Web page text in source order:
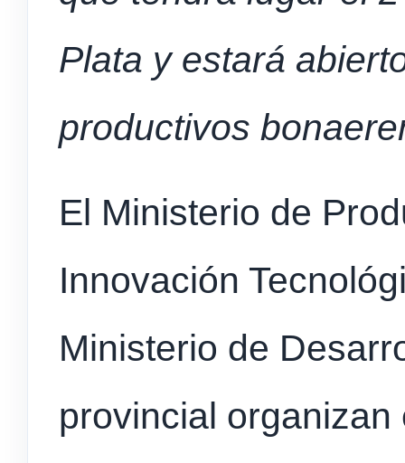
Plata y estará
productivos
El Ministerio de
Innovación
Ministerio de
provincial